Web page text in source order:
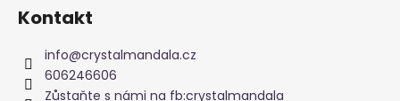
Kontakt
info@crystalmandala.cz
606246606
Zůstaňte s námi na fb:crystalmandala